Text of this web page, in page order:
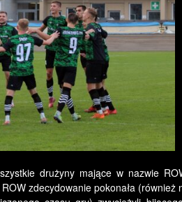
drużyny mające w nazwie
zdecydowanie pokonała (również